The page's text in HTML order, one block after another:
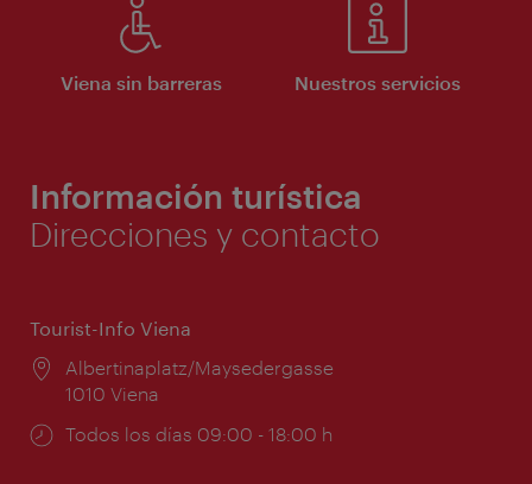
Viena sin barreras Nuestros servicios
Información turística
Direcciones y contacto
Tourist-Info Viena
Lugar:
Albertinaplatz/Maysedergasse
1010 Viena
Horarios
Todos los días 09:00 - 18:00 h